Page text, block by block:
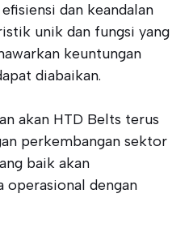
dan keandalan
unik dan fungsi yang
keuntungan
diabaikan.
akan HTD Belts terus
perkembangan sektor
baik akan
operasional dengan